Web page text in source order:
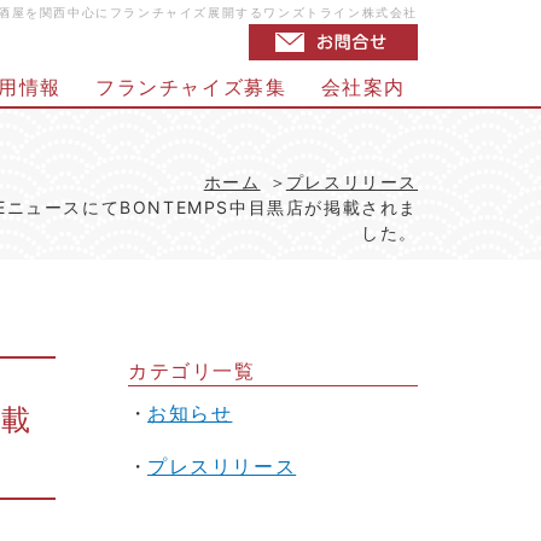
を関西中心にフランチャイズ展開するワンズトライン株式会社
情報 フランチャイズ募集 会社案内
ホーム
プレスリリース
ュースにてBONTEMPS中目黒店が掲載されま
した。
カテゴリ一覧
お知らせ
プレスリリース